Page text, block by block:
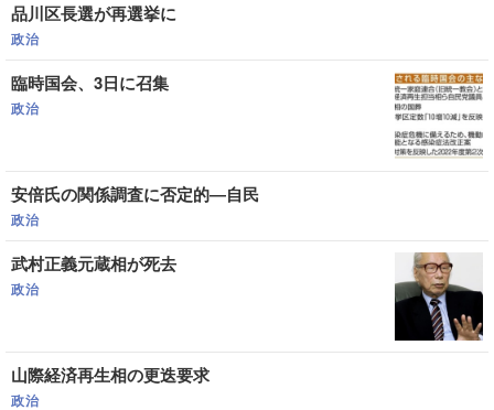
登録・ログイン/マイルーム
品川区長選が再選挙に
政治
臨時国会、3日に召集
政治
安倍氏の関係調査に否定的―自民
政治
武村正義元蔵相が死去
政治
山際経済再生相の更迭要求
政治